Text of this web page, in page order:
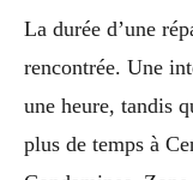
La durée d’une
rencontrée. Une
une heure, tandis
plus de temps à